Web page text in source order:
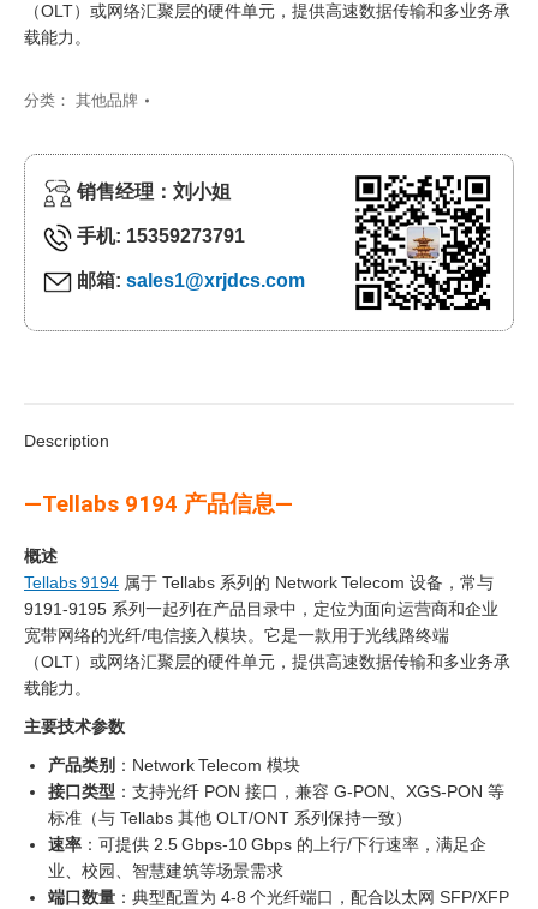
（OLT）或网络汇聚层的硬件单元，提供高速数据传输和多业务承
载能力。
分类： 其他品牌
销售经理：刘小姐
手机: 15359273791
邮箱: sales1@xrjdcs.com
Description
—Tellabs 9194 产品信息—
概述
Tellabs 9194 属于 Tellabs 系列的 Network Telecom 设备，常与
9191‑9195 系列一起列在产品目录中，定位为面向运营商和企业
宽带网络的光纤/电信接入模块。它是一款用于光线路终端
（OLT）或网络汇聚层的硬件单元，提供高速数据传输和多业务承
载能力。
主要技术参数
产品类别 ：Network Telecom 模块
接口类型 ：支持光纤 PON 接口，兼容 G‑PON、XGS‑PON 等
标准（与 Tellabs 其他 OLT/ONT 系列保持一致）
速率 ：可提供 2.5 Gbps‑10 Gbps 的上行/下行速率，满足企
业、校园、智慧建筑等场景需求
端口数量 ：典型配置为 4‑8 个光纤端口，配合以太网 SFP/XFP